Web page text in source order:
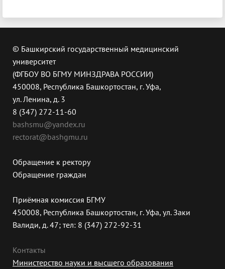
© Башкирский государственный медицинский
университет
(ФГБОУ ВО БГМУ МИНЗДРАВА РОССИИ)
450008, Республика Башкортостан, г. Уфа,
ул. Ленина, д. 3
8 (347) 272-11-60
bashsmu@yandex.ru
rectorat@bashgmu.ru
Обращение к ректору
Обращение граждан
Приёмная комиссия БГМУ
450008, Республика Башкортостан, г. Уфа, ул. Заки
Валиди, д. 47; тел: 8 (347) 272-92-31
Контакты
Министерство науки и высшего образования